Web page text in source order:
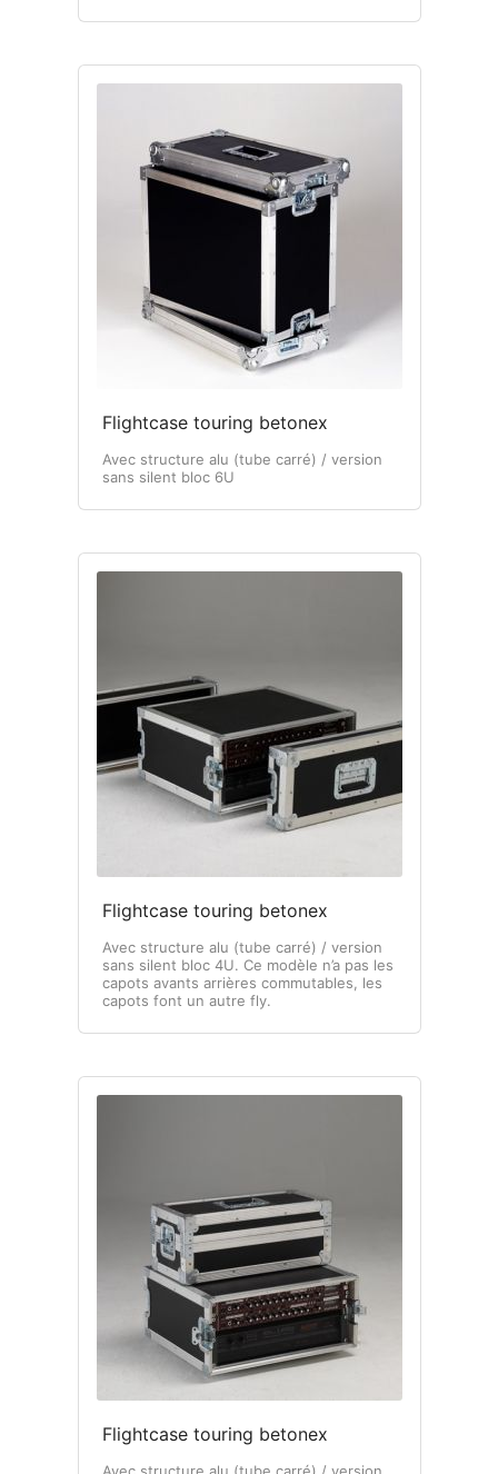
Flightcase touring betonex
Avec structure alu (tube carré) / version
sans silent bloc 6U
Flightcase touring betonex
Avec structure alu (tube carré) / version
sans silent bloc 4U. Ce modèle n’a pas les
capots avants arrières commutables, les
capots font un autre fly.
Flightcase touring betonex